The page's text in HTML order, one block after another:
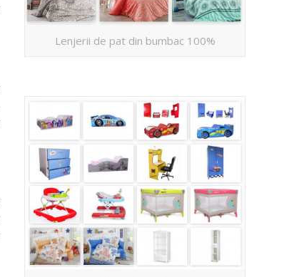
Lenjerii de pat din bumbac 100%